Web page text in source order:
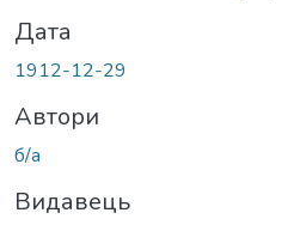
Дата
1912-12-29
Автори
б/а
Видавець